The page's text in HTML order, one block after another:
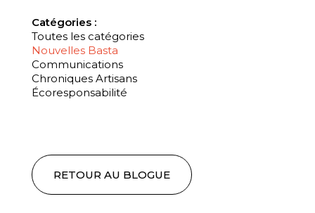
Catégories :
Toutes les catégories
Nouvelles Basta
Communications
Chroniques Artisans
Écoresponsabilité
RETOUR AU BLOGUE